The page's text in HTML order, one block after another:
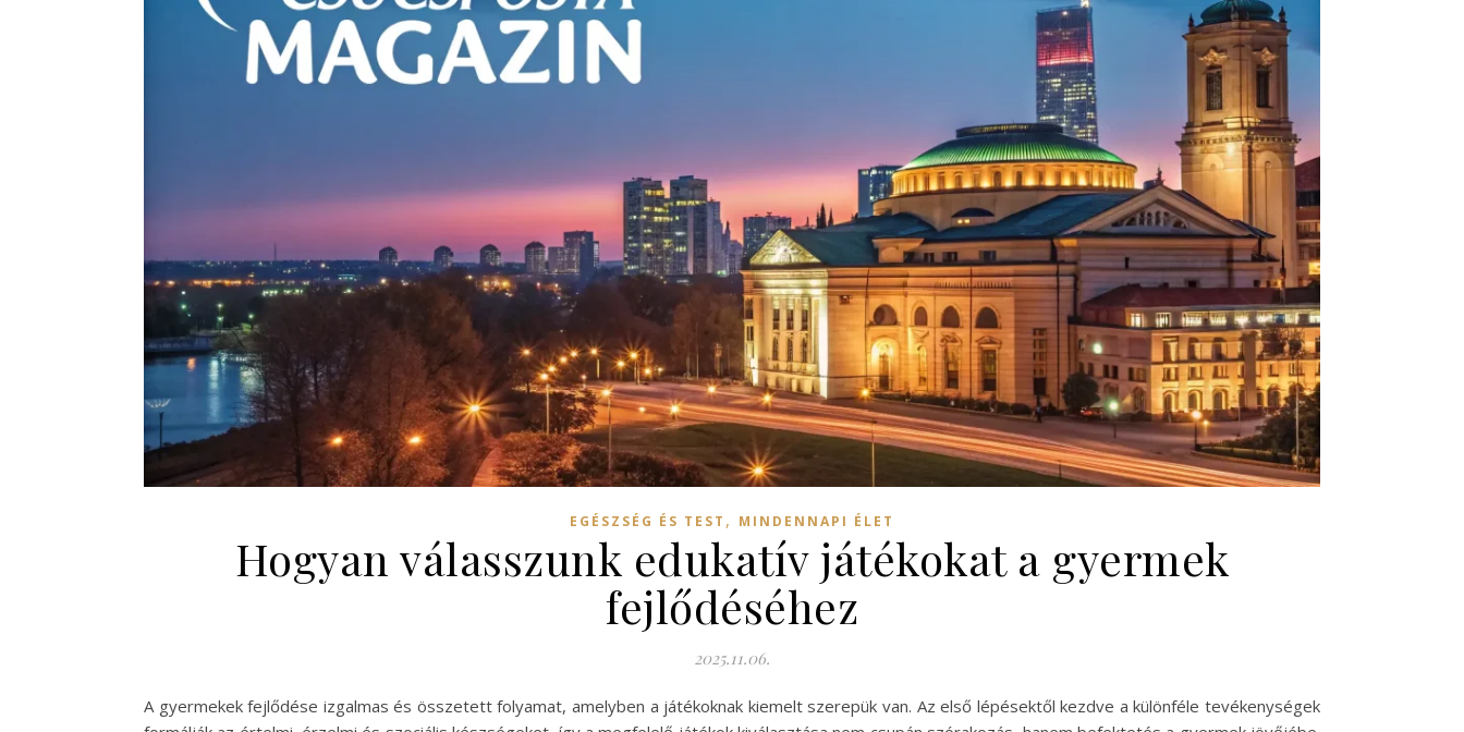
EGÉSZSÉG ÉS TEST , MINDENNAPI ÉLET
Hogyan válasszunk edukatív játékokat a gyermek
fejlődéséhez
2025.11.06.
A gyermekek fejlődése izgalmas és összetett folyamat, amelyben a játékoknak kiemelt szerepük van. Az első lépésektől kezdve a különféle tevékenységek